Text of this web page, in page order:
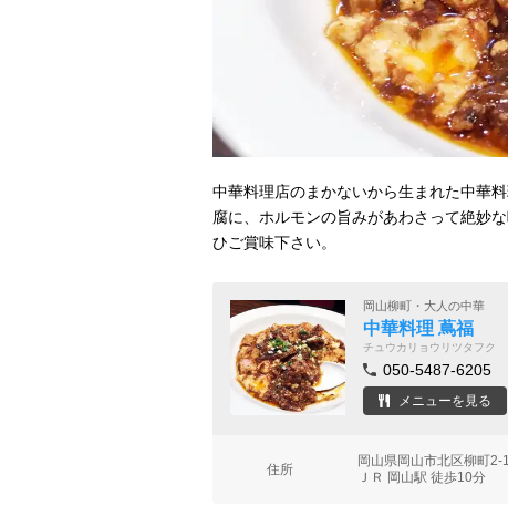
中華料理店のまかないから生まれた中華
腐に、ホルモンの旨みがあわさって絶妙
ひご賞味下さい。
岡山柳町・大人の中華
中華料理 蔦福
チュウカリョウリツタフク
050-5487-6205
メニューを見る
住所
岡山県岡山市北区柳町
ＪＲ 岡山駅 徒歩10分